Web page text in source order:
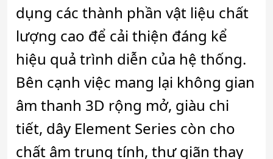
dụng các thành phần vật liệu chất
lượng cao để cải thiện đáng kể
hiệu quả trình diễn của hệ thống.
Bên cạnh việc mang lại không gian
âm thanh 3D rộng mở, giàu chi
tiết, dây Element Series còn cho
chất âm trung tính, thư giãn thay